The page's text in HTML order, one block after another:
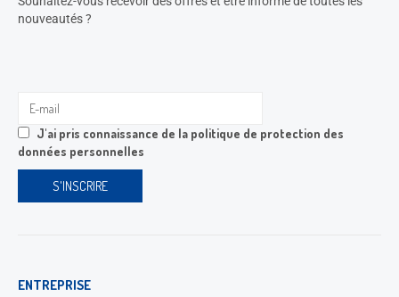
nouveautés ?
J'ai pris connaissance de la politique de protection des
données personnelles
ENTREPRISE